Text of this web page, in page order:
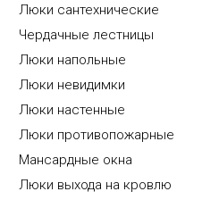
Люки сантехнические
Чердачные лестницы
Люки напольные
Люки невидимки
Люки настенные
Люки противопожарные
Мансардные окна
Люки выхода на кровлю